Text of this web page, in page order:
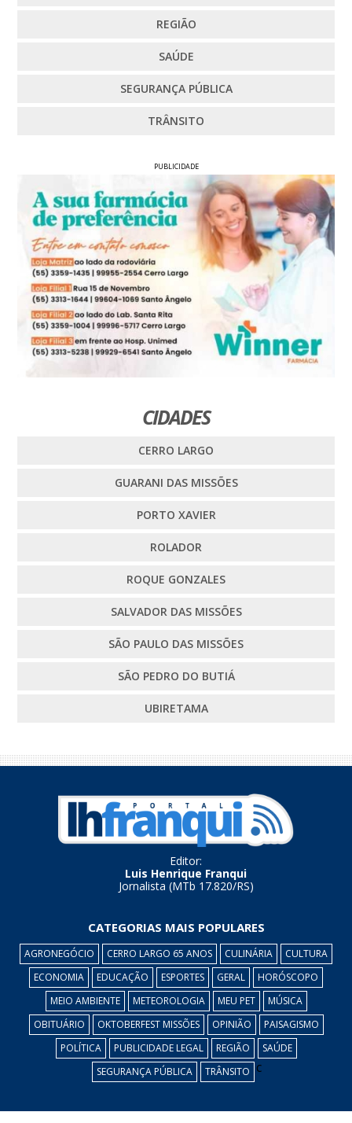
REGIÃO
SAÚDE
SEGURANÇA PÚBLICA
TRÂNSITO
PUBLICIDADE
CIDADES
CERRO LARGO
GUARANI DAS MISSÕES
PORTO XAVIER
ROLADOR
ROQUE GONZALES
SALVADOR DAS MISSÕES
SÃO PAULO DAS MISSÕES
SÃO PEDRO DO BUTIÁ
UBIRETAMA
Editor:
Luis Henrique Franqui
Jornalista (MTb 17.820/RS)
CATEGORIAS MAIS POPULARES
AGRONEGÓCIO CERRO LARGO 65 ANOS CULINÁRIA
CULTURA
ECONOMIA
EDUCAÇÃO ESPORTES GERAL
HORÓSCOPO
MEIO AMBIENTE
METEOROLOGIA MEU PET
MÚSICA
OBITUÁRIO
OKTOBERFEST MISSÕES OPINIÃO
PAISAGISMO
POLÍTICA
PUBLICIDADE LEGAL REGIÃO
SAÚDE
SEGURANÇA PÚBLICA
TRÂNSITO c